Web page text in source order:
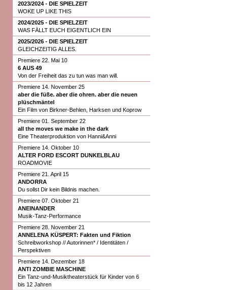
2023/2024 - DIE SPIELZEIT
WOKE UP LIKE THIS
2024/2025 - DIE SPIELZEIT
WAS FÄLLT EUCH EIGENTLICH EIN
2025/2026 - DIE SPIELZEIT
GLEICHZEITIG ALLES.
Premiere 22. Mai 10
6 AUS 49
Von der Freiheit das zu tun was man will.
Premiere 14. November 25
aber die füße. aber die ohren. aber die neuen
plüschmäntel
Ein Film von Birkner-Behlen, Harksen und Koprow
Premiere 01. September 22
all the moves we make in the dark
Eine Theaterproduktion von Hanni&Anni
Premiere 14. Oktober 10
ALTER FORD ESCORT DUNKELBLAU
ROADMOVIE
Premiere 21. April 15
ANDORRA
Du sollst Dir kein Bildnis machen.
Premiere 07. Oktober 21
ANEINANDER
Musik-Tanz-Performance
Premiere 28. November 21
ANNELENA KÜSPERT: Fakten und Fiktion
Schreibworkshop // Autorinnen* / Identitäten /
Perspektiven
Premiere 14. Dezember 18
ANTI ZOMBIE MASCHINE
Ein Tanz-und-Musiktheaterstück für Kinder von 6
bis 12 Jahren